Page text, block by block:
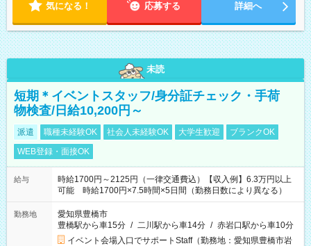
気になる！ 応募する 詳細へ
未読
短期＊イベントスタッフ/身分証チェック・手荷
物検査/日給10,200円～
派遣 職種未経験OK 社会人未経験OK 大学生歓迎
ブランクOK
WEB登録・面接OK
給与
時給1700円～2125円（一律交通費込）【収入例】6.3万円以上
可能 時給1700円×7.5時間×5日間（勤務日数により異なる）
勤務地
愛知県豊橋市
豊橋駅から車15分 / 二川駅から車14分 / 赤岩口駅から車10分
イベント会場入口でサポートStaff（勤務地：愛知県豊橋市岩